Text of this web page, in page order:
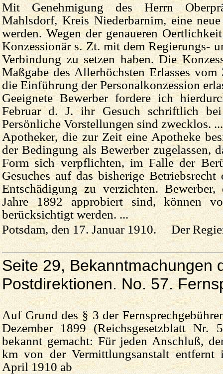
Mit Genehmigung des Herrn
Mahlsdorf, Kreis Niederbarnim, eine
werden. Wegen der genaueren
Konzessionär s. Zt. mit dem Regierungs-
Verbindung zu setzen haben. Die
Maßgabe des Allerhöchsten Erlasses
die Einführung der Personalkonzession
Geeignete Bewerber fordere ich
Februar d. J. ihr Gesuch schriftlich
Persönliche Vorstellungen sind zwecklos. ...
Apotheker, die zur Zeit eine Apotheke
der Bedingung als Bewerber zugelassen,
Form sich verpflichten, im Falle der
Gesuches auf das bisherige
Entschädigung zu verzichten.
Jahre 1892 approbiert sind, können
berücksichtigt werden. ...
Potsdam, den 17. Januar 1910. Der
Seite 29, Bekanntmachungen
Postdirektionen. No. 57.
Auf Grund des § 3 der
Dezember 1899 (Reichsgesetzblatt Nr.
bekannt gemacht: Für jeden Anschluß,
km von der Vermittlungsanstalt
April 1910 ab